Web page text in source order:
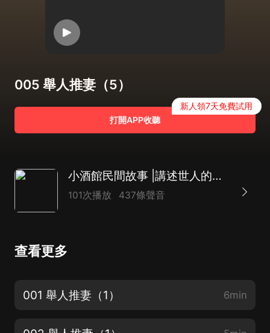
005 舉人推妻（5）
打開APP收聽
新人領7天免費試用
小酒館民間故事 |講述世人的奇遇人生| 徐來演播
101次播放 437條聲音
查看更多
001 舉人推妻（1） 6min